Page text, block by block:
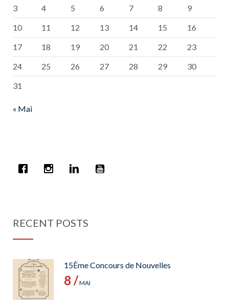
3
4 5 6 7 8
9
10
11 12 13 14 15
16
17
18 19 20 21 22
23
24
25 26 27 28 29
30
31
« Mai
RECENT POSTS
15Ème Concours de Nouvelles
8 /MAI